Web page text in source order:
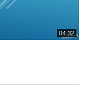
04:32